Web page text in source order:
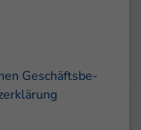
Ge­schäfts­be­